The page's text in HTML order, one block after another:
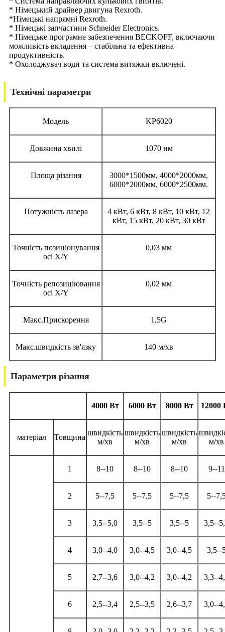
* Німецький драйвер двигуна Rexroth.
*Німецькі напрямні Rexroth.
* Німецькі запчастини Schneider Electronics.
* Німецьке програмне забезпечення BECKOFF, включаючи
можливість вкладення – стабільна та ефективна
продуктивність.
* Охолоджувач води та система витяжки включені.
Технічні параметри
Модель KP6020
Довжина хвилі 1070 нм
Площа різання
3000*1500мм, 4000*2000мм,
6000*2000мм, 6000*2500мм.
Потужність лазера
4 кВт, 6 кВт, 8 кВт, 10 кВт, 12
кВт, 15 кВт, 20 кВт, 30 кВт
Точність позиціонування
осі X/Y
0,03 мм
Точність репозиціювання
осі X/Y
0,02 мм
Макс.Прискорення 1,5G
Макс.швидкість зв'язку 140 м/хв
Параметри різання
4000 Вт 6000 Вт 8000 Вт 12000
матеріал Товщина
швидкість
м/хв
швидкість
м/хв
швидкість
м/хв
м/хв
1 8--10 8--10 8--10 9--11
2 5--7,5 5--7,5 5--7,5 5--
3 3,5--5,0 3,5--5 3,5--5 3,5--
4 3,0--4,0 3,0--4,5 3,0--4,5 3,5--
5 2,7--3,6 3,0--4,2 3,0--4,2 3,3--
6 2,5--3,4 2,5--3,5 2,6--3,7 3,0--